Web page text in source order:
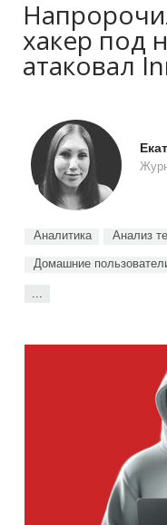
хакер под
атаковал
Аналитика Анализ
Домашние
...